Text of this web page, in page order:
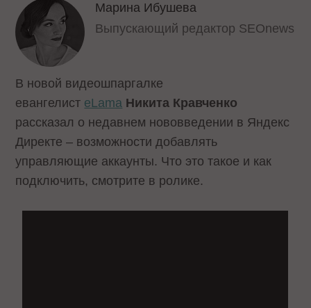
Марина Ибушева
Выпускающий редактор SEOnews
В новой видеошпаргалке
евангелист eLama Никита Кравченко
рассказал о недавнем нововведении в Яндекс
Директе – возможности добавлять
управляющие аккаунты. Что это такое и как
подключить, смотрите в ролике.